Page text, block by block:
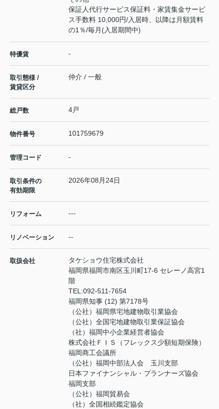
保証人代行サービス保証料・家賃集金サービ
ス手数料 10,000円/入居時、以降は月額賃料
の1％/毎月(入居期間中)
特優賃 -
取引態様 /
賃貸区分
仲介 / 一般
総戸数 4戸
物件番号 101759679
管理コード -
取引条件の
有効期限
2026年08月24日
リフォーム ---
リノベーション --
取扱会社
タケショウ住宅株式会社
福岡県福岡市南区玉川町17-6 セレーノ高宮1
階
TEL:092-511-7654
福岡県知事 (12) 第7178号
（公社）福岡県宅地建物取引業協会
（公社）全国宅地建物取引業保証協会
（社）福岡中小企業経営者協会
株式会社ＦＩＳ（フレックス少額短期保険）
福岡商工会議所
（公社）福岡中部法人会 玉川支部
日本ファイナンシャル・プランナーズ協会
福岡支部
（公社）福岡貿易会
（社）全国相続鑑定協会